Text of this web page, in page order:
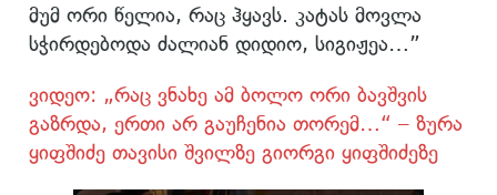
მუმ ორი წე­ლია, რაც ჰყავს. კა­ტას მოვ­ლა
სჭირ­დე­ბო­და ძა­ლი­ან დი­დიო, სი­გი­ჟეა…”
ვიდეო: „რაც ვნახე ამ ბოლო ორი ბავშვის
გაზრდა, ერთი არ გაუჩენია თორემ…“ – ზურა
ყიფშიძე თავისი შვილზე გიორგი ყიფშიძეზე